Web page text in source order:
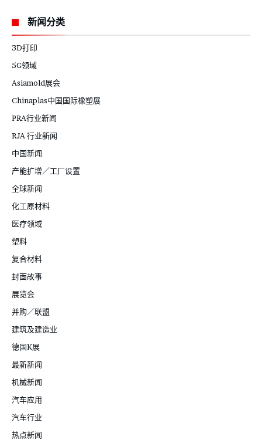
新闻分类
3D打印
5G领域
Asiamold展会
Chinaplas中国国际橡塑展
PRA行业新闻
RJA 行业新闻
中国新闻
产能扩增／工厂设置
全球新闻
化工原材料
医疗领域
塑料
复合材料
封面故事
展览会
并购／联盟
建筑及建造业
德国K展
最新新闻
机械新闻
汽车应用
汽车行业
热点新闻